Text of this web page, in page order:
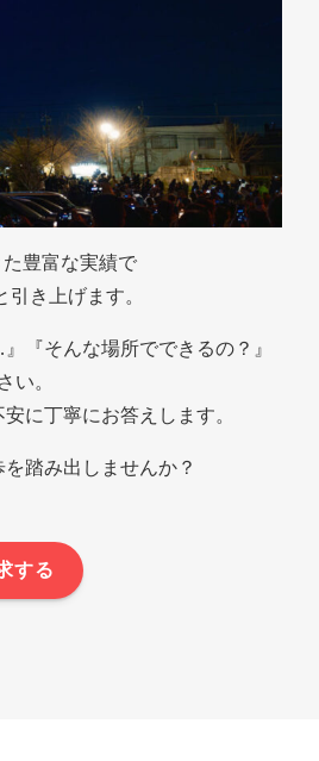
豊富な実績で
き上げます。
『そんな場所でできるの？』
い。
に丁寧にお答えします。
踏み出しませんか？
する